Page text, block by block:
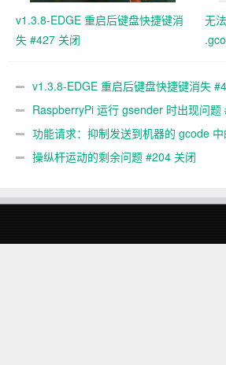
v1.3.8-EDGE 重启后键盘快捷键消
失 #427 关闭
无
v1.3.8-EDGE 重启后键盘快捷键消失
RaspberryPi 运行 gsender 时出现问题
功能请求：抑制发送到机器的 gcode
操纵杆运动的剩余问题 #204 关闭